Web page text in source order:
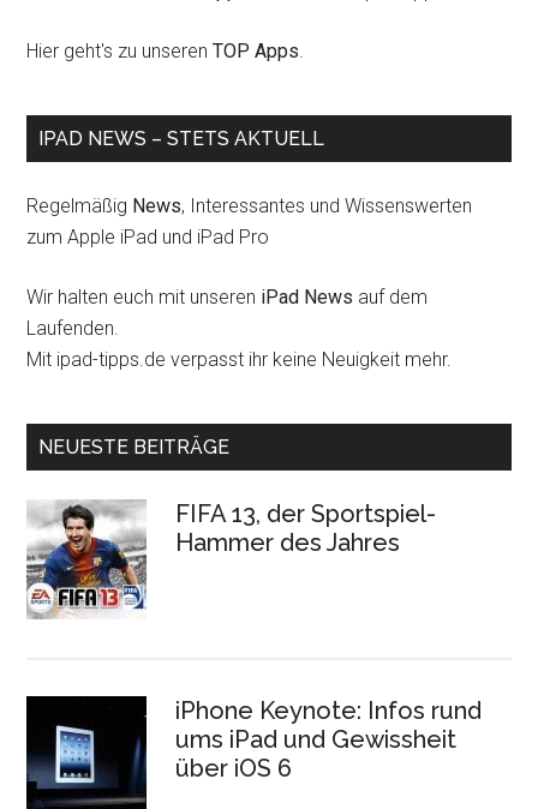
Hier geht's zu unserenTOP Apps.
IPAD NEWS – STETS AKTUELL
Regelmäßig News, Interessantes und Wissenswerten
zum Apple iPad und iPad Pro
Wir halten euch mit unseren iPad News auf dem
Laufenden.
Mit ipad-tipps.de verpasst ihr keine Neuigkeit mehr.
NEUESTE BEITRÄGE
FIFA 13, der Sportspiel-
Hammer des Jahres
iPhone Keynote: Infos rund
ums iPad und Gewissheit
über iOS 6